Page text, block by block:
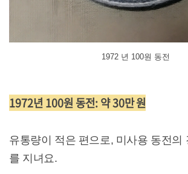
1972 년 100원 동전
1972년 100원 동전: 약 30만 원
유통량이 적은 편으로, 미사용 동전의
를 지녀요.